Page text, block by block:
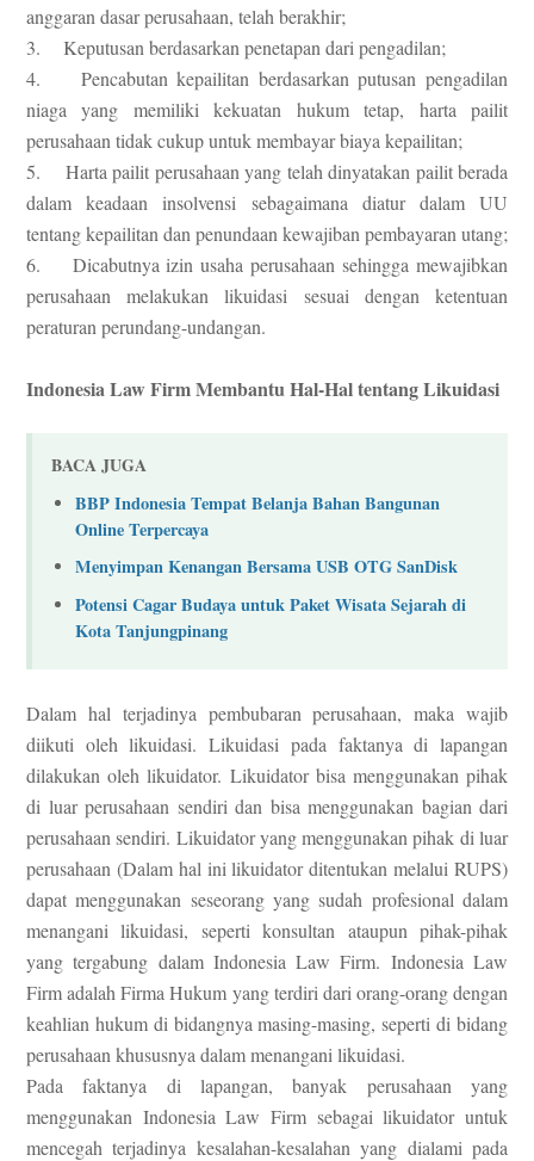
anggaran dasar perusahaan, telah berakhir;
3. Keputusan berdasarkan penetapan dari pengadilan;
4. Pencabutan kepailitan berdasarkan putusan pengadilan
niaga yang memiliki kekuatan hukum tetap, harta pailit
perusahaan tidak cukup untuk membayar biaya kepailitan;
5. Harta pailit perusahaan yang telah dinyatakan pailit berada
dalam keadaan insolvensi sebagaimana diatur dalam UU
tentang kepailitan dan penundaan kewajiban pembayaran utang;
6. Dicabutnya izin usaha perusahaan sehingga mewajibkan
perusahaan melakukan likuidasi sesuai dengan ketentuan
peraturan perundang-undangan.
Indonesia Law Firm Membantu Hal-Hal tentang Likuidasi
BACA JUGA
BBP Indonesia Tempat Belanja Bahan Bangunan
Online Terpercaya
Menyimpan Kenangan Bersama USB OTG SanDisk
Potensi Cagar Budaya untuk Paket Wisata Sejarah di
Kota Tanjungpinang
Dalam hal terjadinya pembubaran perusahaan, maka wajib
diikuti oleh likuidasi. Likuidasi pada faktanya di lapangan
dilakukan oleh likuidator. Likuidator bisa menggunakan pihak
di luar perusahaan sendiri dan bisa menggunakan bagian dari
perusahaan sendiri. Likuidator yang menggunakan pihak di luar
perusahaan (Dalam hal ini likuidator ditentukan melalui RUPS)
dapat menggunakan seseorang yang sudah profesional dalam
menangani likuidasi, seperti konsultan ataupun pihak-pihak
yang tergabung dalam Indonesia Law Firm. Indonesia Law
Firm adalah Firma Hukum yang terdiri dari orang-orang dengan
keahlian hukum di bidangnya masing-masing, seperti di bidang
perusahaan khususnya dalam menangani likuidasi.
Pada faktanya di lapangan, banyak perusahaan yang
menggunakan Indonesia Law Firm sebagai likuidator untuk
mencegah terjadinya kesalahan-kesalahan yang dialami pada